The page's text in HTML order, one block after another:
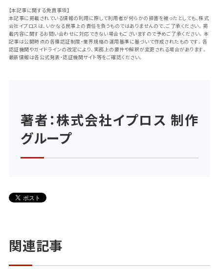
【本記事に関する免責事項】
本記事に掲載されている情報の利用に際して利用者が何らかの損害を被ったとしても、株式
会社イプロスは、いかなる民事上の責任を負うものではありませんので、ご了承ください。掲
載内容に関するお問い合わせに対応できない場合もございますので予めご了承ください。本
記事は公開時点の各種認証制度・業界規格の運用基準に基づいて作成されたものです。各
認証機関やガイドラインの改定により、実務上の要件や解釈が変更される場合があります。
最新情報は各公式発表・認証機関サイト等をご確認ください。
著者：株式会社イプロス 制作
グループ
関連記事